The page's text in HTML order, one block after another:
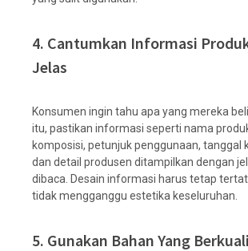
4. Cantumkan Informasi
Jelas
Konsumen ingin tahu apa yang mereka
itu, pastikan informasi seperti nama
komposisi, petunjuk penggunaan, tanggal
dan detail produsen ditampilkan dengan
dibaca. Desain informasi harus tetap
tidak mengganggu estetika keseluruhan.
5. Gunakan Bahan Yang